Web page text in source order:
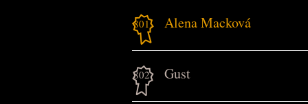
801. Alena Macková
802. Gust